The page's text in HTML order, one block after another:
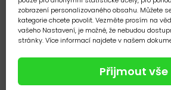
zobrazení personalizovaného obsahu. Můžete
kategorie chcete povolit. Vezměte prosím na
vašeho Nastavení, je možné, že nebudou
stránky. Více informací najdete v našem
Přijmout vše